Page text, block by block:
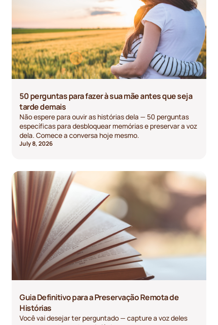
50 perguntas para fazer à sua mãe antes que seja
tarde demais
Não espere para ouvir as histórias dela — 50 perguntas
específicas para desbloquear memórias e preservar a voz
dela. Comece a conversa hoje mesmo.
July 8, 2026
Guia Definitivo para a Preservação Remota de
Histórias
Você vai desejar ter perguntado — capture a voz deles